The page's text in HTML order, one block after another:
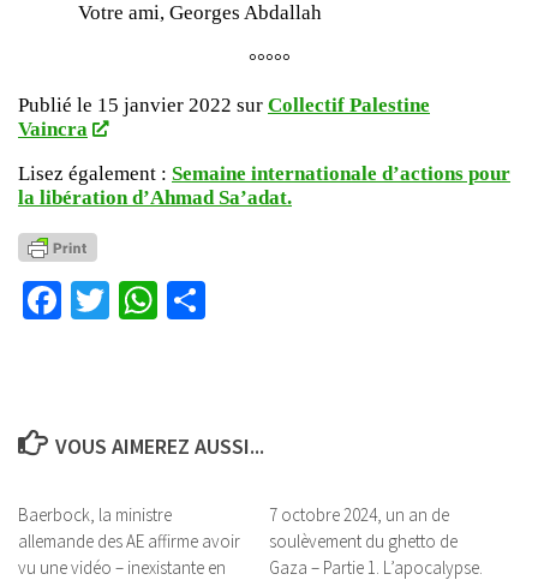
Votre ami, Georges Abdallah
°°°°°
Publié le 15 janvier 2022 sur Collectif Palestine
Vaincra
Lisez également : Semaine internationale d’actions pour
la libération d’Ahmad Sa’adat.
Facebook
TwitterWhatsApp
VOUS AIMEREZ AUSSI...
Baerbock, la ministre
allemande des AE affirme avoir
vu une vidéo – inexistante en
7 octobre 2024, un an de
soulèvement du ghetto de
Gaza – Partie 1. L’apocalypse.